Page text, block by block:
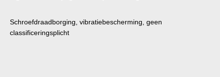
Schroefdraadborging, vibratiebescherming, geen
classificeringsplicht